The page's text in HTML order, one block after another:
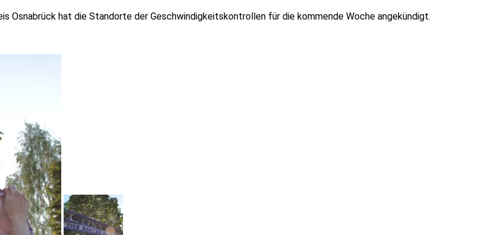
Osnabrück hat die Standorte der Geschwindigkeitskontrollen für die kommende Woche angekündigt.